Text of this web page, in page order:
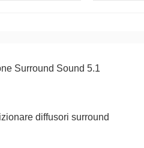
Surround Sound 5.1
diffusori surround